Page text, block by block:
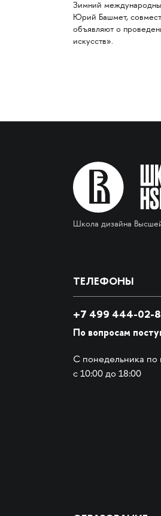
Зимний
Юрий Башмет,
объявляют о
искусств».
Школа дизайна
ТЕЛЕФОНЫ
+7 499 444-02-
По вопросам
С понедельника по
с 10:00 до 18:00